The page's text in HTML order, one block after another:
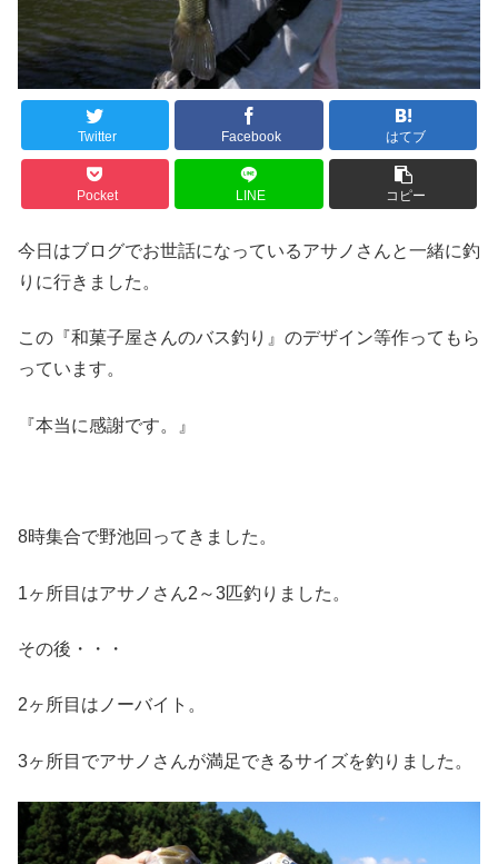
Twitter Facebook はてブ
Pocket LINE コピー
今日はブログでお世話になっているアサノさんと一緒に釣
りに行きました。
この『和菓子屋さんのバス釣り』のデザイン等作ってもら
っています。
『本当に感謝です。』
8時集合で野池回ってきました。
1ヶ所目はアサノさん2～3匹釣りました。
その後・・・
2ヶ所目はノーバイト。
3ヶ所目でアサノさんが満足できるサイズを釣りました。